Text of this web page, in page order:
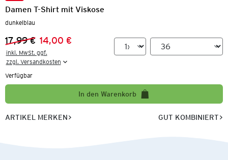
Damen T-Shirt mit Viskose
dunkelblau
Vorheriger Preis:
17,99 €
Neuer Preis:
14,00 €
inkl. MwSt. ggf.
zzgl. Versandkosten
Verfügbar
In den Warenkorb
ARTIKEL MERKEN GUT KOMBINIERT